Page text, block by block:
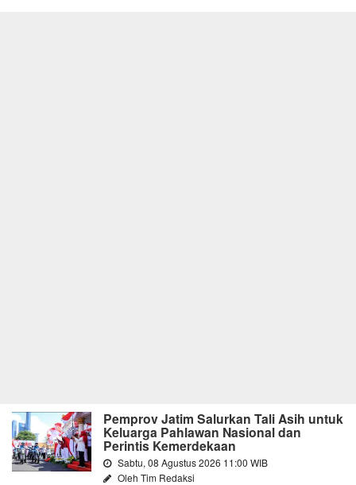
Pemprov Jatim Salurkan Tali Asih untuk
Keluarga Pahlawan Nasional dan
Perintis Kemerdekaan
Sabtu, 08 Agustus 2026 11:00 WIB
Oleh Tim Redaksi